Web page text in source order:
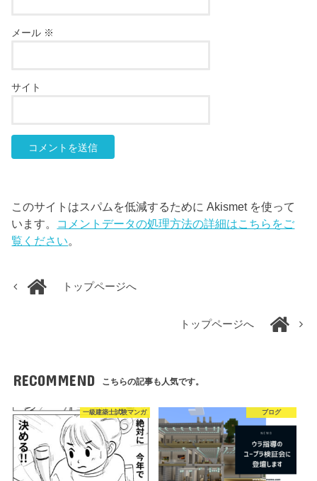
メール ※
サイト
このサイトはスパムを低減するために Akismet を使って
います。 コメントデータの処理方法の詳細はこちらをご
覧ください。
トップページへ
トップページへ
RECOMMEND こちらの記事も人気です。
一級建築士試験マンガ ブログ